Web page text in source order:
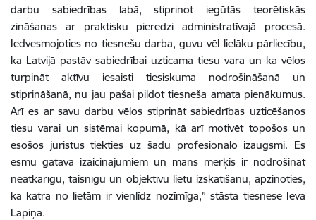
darbu sabiedrības labā, stiprinot iegūtās teorētiskās
zināšanas ar praktisku pieredzi administratīvajā procesā.
Iedvesmojoties no tiesnešu darba, guvu vēl lielāku pārliecību,
ka Latvijā pastāv sabiedrībai uzticama tiesu vara un ka vēlos
turpināt aktīvu iesaisti tiesiskuma nodrošināšanā un
stiprināšanā, nu jau pašai pildot tiesneša amata pienākumus.
Arī es ar savu darbu vēlos stiprināt sabiedrības uzticēšanos
tiesu varai un sistēmai kopumā, kā arī motivēt topošos un
esošos juristus tiekties uz šādu profesionālo izaugsmi. Es
esmu gatava izaicinājumiem un mans mērķis ir nodrošināt
neatkarīgu, taisnīgu un objektīvu lietu izskatīšanu, apzinoties,
ka katra no lietām ir vienlīdz nozīmīga,” stāsta tiesnese Ieva
Lapiņa.